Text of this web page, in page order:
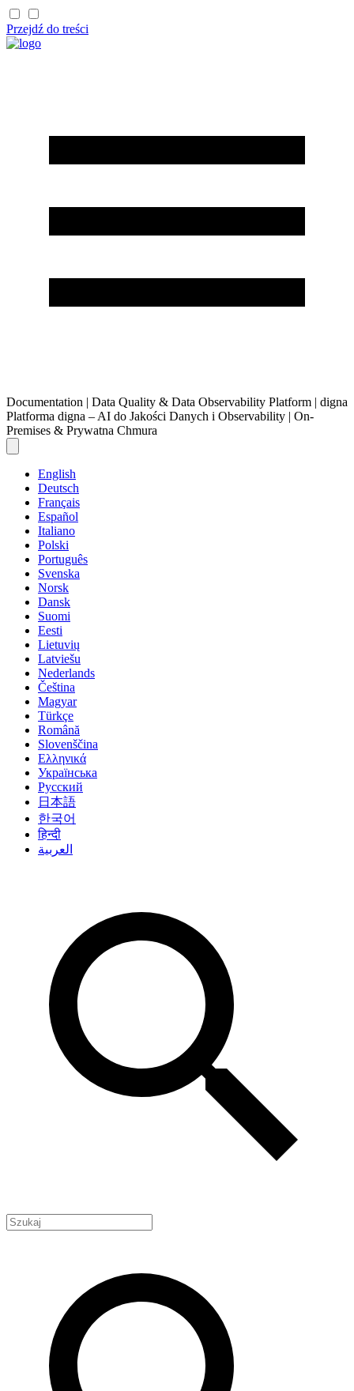
Przejdź do treści
Documentation | Data Quality & Data Observability Platform | digna
Platforma digna – AI do Jakości Danych i Observability | On-
Premises & Prywatna Chmura
English
Deutsch
Français
Español
Italiano
Polski
Português
Svenska
Norsk
Dansk
Suomi
Eesti
Lietuvių
Latviešu
Nederlands
Čeština
Magyar
Türkçe
Română
Slovenščina
Ελληνικά
Українська
Русский
日本語
한국어
हिन्दी
العربية